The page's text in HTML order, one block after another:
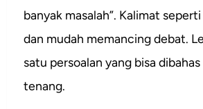
banyak masalah”. Kalimat
dan mudah memancing debat.
satu persoalan yang bisa
tenang.